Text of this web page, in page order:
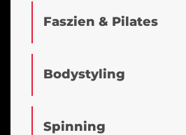
Faszien & Pilates
Bodystyling
Spinning